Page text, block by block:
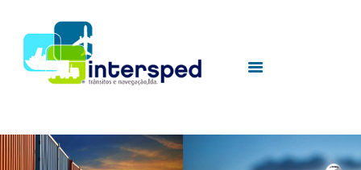
HOME
SERVIÇOS
UTILIDADES